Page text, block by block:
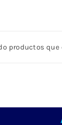
productos